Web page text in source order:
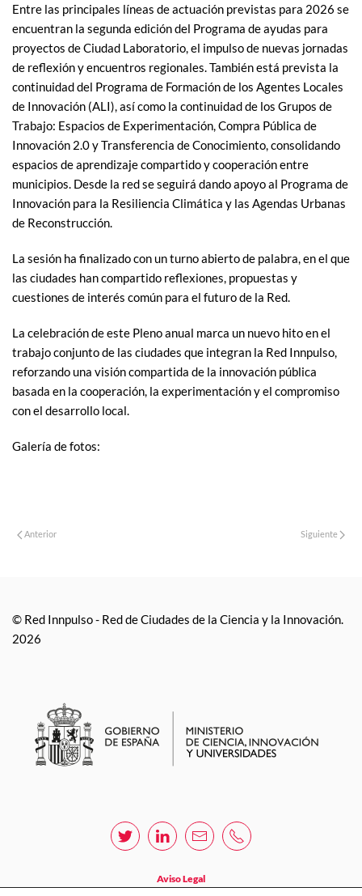
Entre las principales líneas de actuación previstas para 2026 se
encuentran la segunda edición del Programa de ayudas para
proyectos de Ciudad Laboratorio, el impulso de nuevas jornadas
de reflexión y encuentros regionales. También está prevista la
continuidad del Programa de Formación de los Agentes Locales
de Innovación (ALI), así como la continuidad de los Grupos de
Trabajo: Espacios de Experimentación, Compra Pública de
Innovación 2.0 y Transferencia de Conocimiento, consolidando
espacios de aprendizaje compartido y cooperación entre
municipios. Desde la red se seguirá dando apoyo al Programa de
Innovación para la Resiliencia Climática y las Agendas Urbanas
de Reconstrucción.
La sesión ha finalizado con un turno abierto de palabra, en el que
las ciudades han compartido reflexiones, propuestas y
cuestiones de interés común para el futuro de la Red.
La celebración de este Pleno anual marca un nuevo hito en el
trabajo conjunto de las ciudades que integran la Red Innpulso,
reforzando una visión compartida de la innovación pública
basada en la cooperación, la experimentación y el compromiso
con el desarrollo local.
Galería de fotos:
Anterior Siguiente
© Red Innpulso - Red de Ciudades de la Ciencia y la Innovación.
2026
Aviso Legal